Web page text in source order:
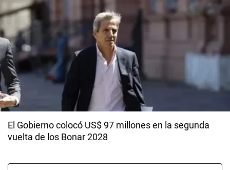
El Gobierno colocó US$ 97 millones en la segunda
vuelta de los Bonar 2028